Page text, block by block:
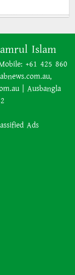
হারিয়েছে
গোল্ড
একটি
কিনেছে
তদন্ত সংস্থা
Islam
+61 425 860
| Ausbangla
Ads